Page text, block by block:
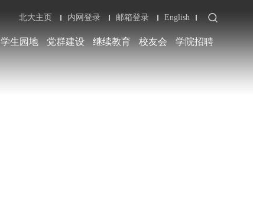
北大主页 内网登录 邮箱登录 English
学生园地 党群建设 继续教育 校友会 学院招聘